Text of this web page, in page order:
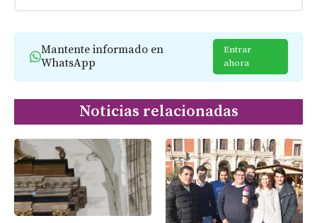
Mantente informado en
WhatsApp
Entrar
ahora
Noticias relacionadas